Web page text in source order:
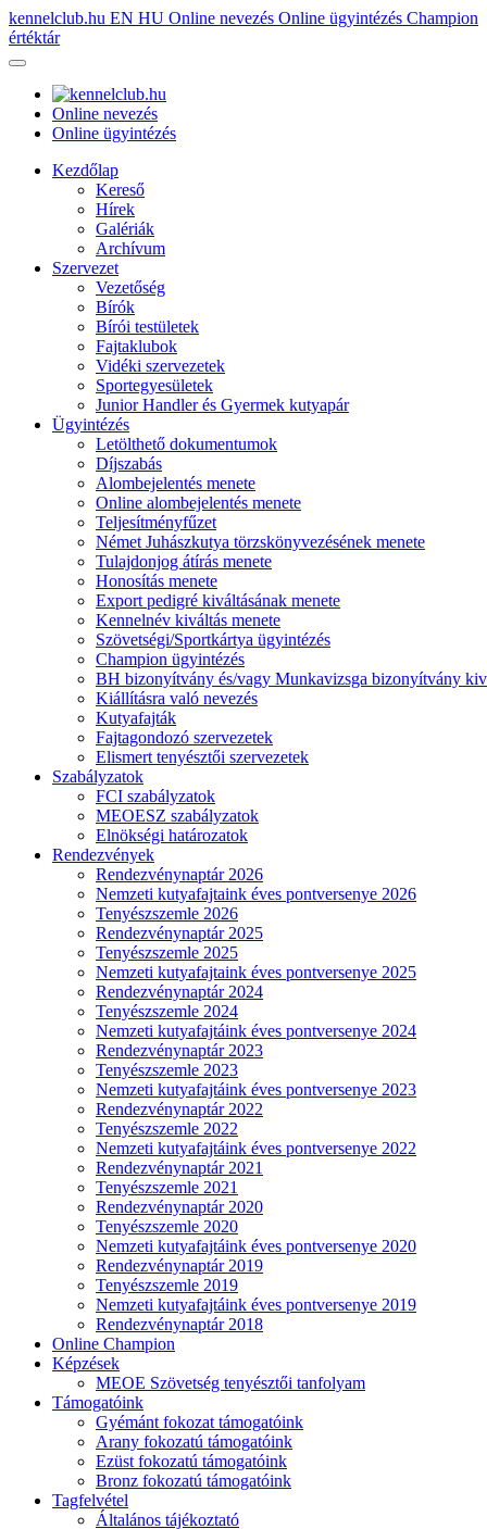
kennelclub.hu EN HU Online nevezés Online ügyintézés Champion
értéktár
Online nevezés
Online ügyintézés
Kezdőlap
Kereső
Hírek
Galériák
Archívum
Szervezet
Vezetőség
Bírók
Bírói testületek
Fajtaklubok
Vidéki szervezetek
Sportegyesületek
Junior Handler és Gyermek kutyapár
Ügyintézés
Letölthető dokumentumok
Díjszabás
Alombejelentés menete
Online alombejelentés menete
Teljesítményfűzet
Német Juhászkutya törzskönyvezésének menete
Tulajdonjog átírás menete
Honosítás menete
Export pedigré kiváltásának menete
Kennelnév kiváltás menete
Szövetségi/Sportkártya ügyintézés
Champion ügyintézés
BH bizonyítvány és/vagy Munkavizsga bizonyítvány
Kiállításra való nevezés
Kutyafajták
Fajtagondozó szervezetek
Elismert tenyésztői szervezetek
Szabályzatok
FCI szabályzatok
MEOESZ szabályzatok
Elnökségi határozatok
Rendezvények
Rendezvénynaptár 2026
Nemzeti kutyafajtaink éves pontversenye 2026
Tenyészszemle 2026
Rendezvénynaptár 2025
Tenyészszemle 2025
Nemzeti kutyafajtaink éves pontversenye 2025
Rendezvénynaptár 2024
Tenyészszemle 2024
Nemzeti kutyafajtáink éves pontversenye 2024
Rendezvénynaptár 2023
Tenyészszemle 2023
Nemzeti kutyafajtáink éves pontversenye 2023
Rendezvénynaptár 2022
Tenyészszemle 2022
Nemzeti kutyafajtáink éves pontversenye 2022
Rendezvénynaptár 2021
Tenyészszemle 2021
Rendezvénynaptár 2020
Tenyészszemle 2020
Nemzeti kutyafajtáink éves pontversenye 2020
Rendezvénynaptár 2019
Tenyészszemle 2019
Nemzeti kutyafajtáink éves pontversenye 2019
Rendezvénynaptár 2018
Online Champion
Képzések
MEOE Szövetség tenyésztői tanfolyam
Támogatóink
Gyémánt fokozat támogatóink
Arany fokozatú támogatóink
Ezüst fokozatú támogatóink
Bronz fokozatú támogatóink
Tagfelvétel
Általános tájékoztató